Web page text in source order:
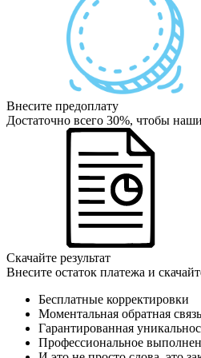
Внесите предоплату
Достаточно всего 30%, чтобы
Скачайте результат
Внесите остаток платежа и
Бесплатные корректировки
Моментальная обратная связь
Гарантированная
Профессиональное